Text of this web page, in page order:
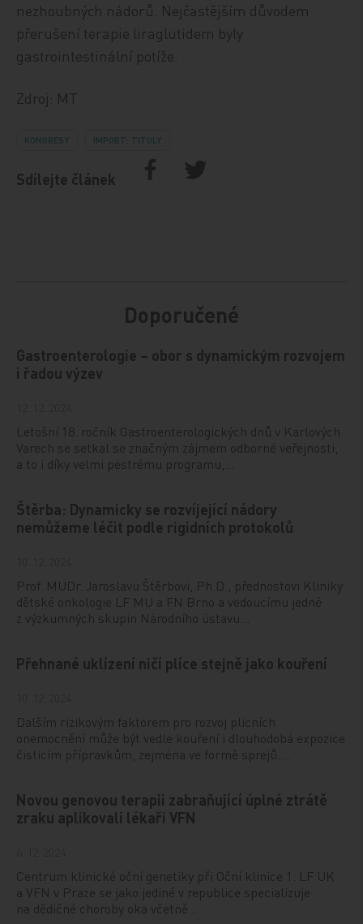
nezhoubných nádorů. Nejčastějším důvodem
přerušení terapie liraglutidem byly
gastrointestinální potíže.
Zdroj: MT
KONGRESY IMPORT: TITULY
Sdílejte článek
Doporučené
Gastroenterologie – obor s dynamickým rozvojem
i řadou výzev
Letošní 18. ročník Gastroenterologických dnů v Karlových
Varech se setkal se značným zájmem odborné veřejnosti,
a to i díky velmi pestrému programu,…
Štěrba: Dynamicky se rozvíjející nádory
nemůžeme léčit podle rigidních protokolů
Prof. MUDr. Jaroslavu Štěrbovi, Ph.D., přednostovi Kliniky
dětské onkologie LF MU a FN Brno a vedoucímu jedné
z výzkumných skupin Národního ústavu…
Přehnané uklízení ničí plíce stejně jako kouření
Dalším rizikovým faktorem pro rozvoj plicních
onemocnění může být vedle kouření i dlouhodobá expozice
čisticím přípravkům, zejména ve formě sprejů.…
Novou genovou terapii zabraňující úplné ztrátě
zraku aplikovali lékaři VFN
Centrum klinické oční genetiky při Oční klinice 1. LF UK
a VFN v Praze se jako jediné v republice specializuje
na dědičné choroby oka včetně…